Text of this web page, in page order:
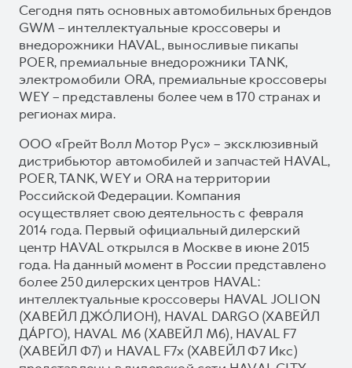
Сегодня пять основных автомобильных брендов
GWM – интеллектуальные кроссоверы и
внедорожники HAVAL, выносливые пикапы
POER, премиальные внедорожники TANK,
электромобили ORA, премиальные кроссоверы
WEY – представлены более чем в 170 странах и
регионах мира.
ООО «Грейт Волл Мотор Рус» – эксклюзивный
дистрибьютор автомобилей и запчастей HAVAL,
POER, TANK, WEY и ORA на территории
Российской Федерации. Компания
осуществляет свою деятельность с февраля
2014 года. Первый официальный дилерский
центр HAVAL открылся в Москве в июне 2015
года. На данный момент в России представлено
более 250 дилерских центров HAVAL:
интеллектуальные кроссоверы HAVAL JOLION
(ХАВЕЙЛ ДЖО́ЛИОН), HAVAL DARGO (ХАВЕЙЛ
ДА́РГО), HAVAL М6 (ХАВЕЙЛ M6), HAVAL F7
(ХАВЕЙЛ Ф7) и HAVAL F7x (ХАВЕЙЛ Ф7 Икс)